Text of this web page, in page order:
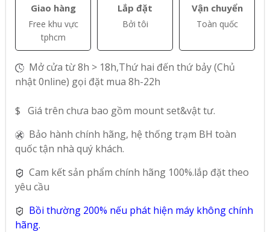
Giao hàng
Free khu vực
tphcm
Lắp đặt
Bởi tôi
Vận chuyển
Toàn quốc
Mở cửa từ 8h > 18h,Thứ hai đến thứ bảy (Chủ
nhật 0nline) gọi đặt mua 8h-22h
$ Giá trên chưa bao gồm mount set&vật tư.
Bảo hành chính hãng, hệ thống trạm BH toàn
quốc tận nhà quý khách.
Cam kết sản phẩm chính hãng 100%.lắp đặt theo
yêu cầu
Bồi thường 200% nếu phát hiện máy không chính
hãng.